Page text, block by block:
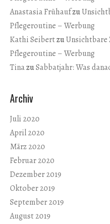
Anastasia Frühaufzu
Pflegeroutine – Werbung
Kathi SeibertzuUnsichtbare
Pflegeroutine – Werbung
TinazuSabbatjahr: Was
Archiv
Juli 2020
April 2020
März 2020
Februar 2020
Dezember 2019
Oktober 2019
September 2019
August 2019